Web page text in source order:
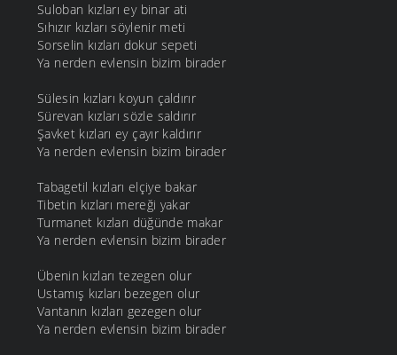
Suloban kızları ey binar ati
Sıhızır kızları söylenir meti
Sorselin kızları dokur sepeti
Ya nerden evlensin bizim birader
Sülesin kızları koyun çaldırır
Sürevan kızları sözle saldırır
Şavket kızları ey çayır kaldırır
Ya nerden evlensin bizim birader
Tabagetil kızları elçiye bakar
Tibetin kızları mereği yakar
Turmanet kızları düğünde makar
Ya nerden evlensin bizim birader
Übenin kızları tezegen olur
Ustamış kızları bezegen olur
Vantanın kızları gezegen olur
Ya nerden evlensin bizim birader